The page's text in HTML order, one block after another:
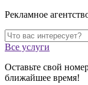
Рекламное
Все услуги
Оставьте свой
ближайшее время!